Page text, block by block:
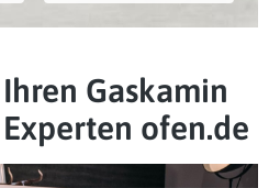
Gaskamin
ofen.de